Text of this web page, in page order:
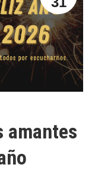
amantes